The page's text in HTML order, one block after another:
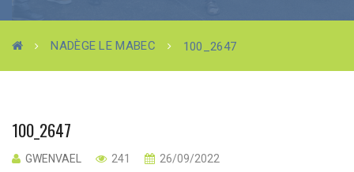
NADÈGE LE MABEC 100_2647
100_2647
GWENVAEL 241 26/09/2022